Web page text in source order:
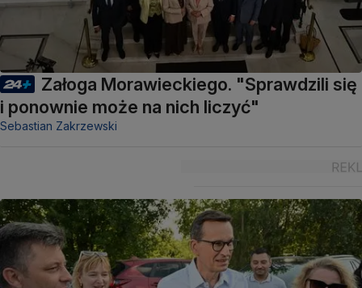
Załoga Morawieckiego. "Sprawdzili się
i ponownie może na nich liczyć"
Sebastian Zakrzewski